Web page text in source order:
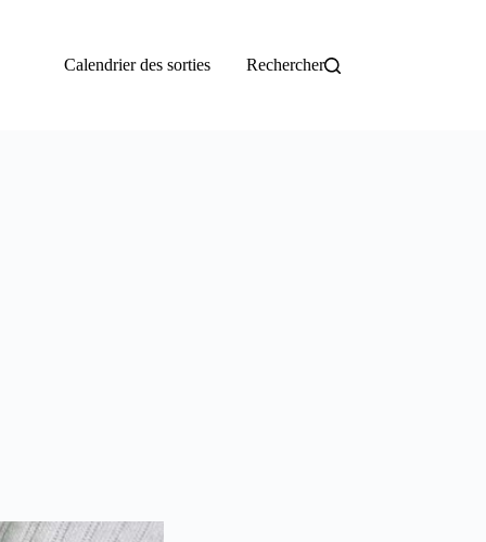
Calendrier des sorties Rechercher